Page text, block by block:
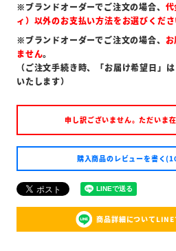
※ブランドオーダーでご注文の場合、
ィ）以外のお支払い方法をお選びくだ
※ブランドオーダーでご注文の場合、
ません。
（ご注文手続き時、「お届け希望日」
いたします）
申し訳ございません。ただいま
購入商品のレビューを書く
商品詳細について